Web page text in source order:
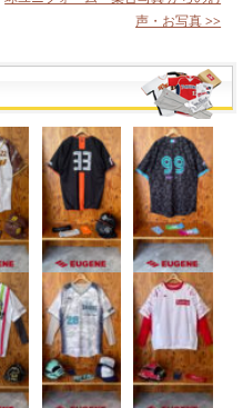
声・お写真 >>